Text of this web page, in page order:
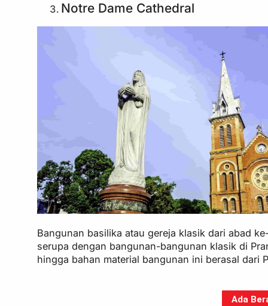
Notre Dame Cathedral
Bangunan basilika atau gereja klasik dari abad
serupa dengan bangunan-bangunan klasik di
hingga bahan material bangunan ini berasal dari
Ada